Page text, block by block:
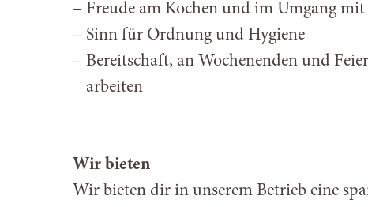
Freude am Kochen und im Umgang
Sinn für Ordnung und Hygiene
Bereitschaft, an Wochenenden und
arbeiten
Wir bieten
Wir bieten dir in unserem Betrieb eine